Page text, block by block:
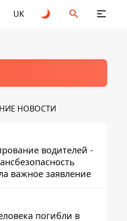
UK
НОВОСТИ
водителей -
важное заявление
погибли в